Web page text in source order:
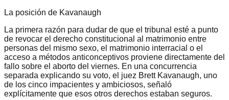
La posición de Kavanaugh
La primera razón para dudar de que el tribunal esté a punto
de revocar el derecho constitucional al matrimonio entre
personas del mismo sexo, el matrimonio interracial o el
acceso a métodos anticonceptivos proviene directamente del
fallo sobre el aborto del viernes. En una concurrencia
separada explicando su voto, el juez Brett Kavanaugh, uno
de los cinco impacientes y ambiciosos, señaló
explícitamente que esos otros derechos estaban seguros.